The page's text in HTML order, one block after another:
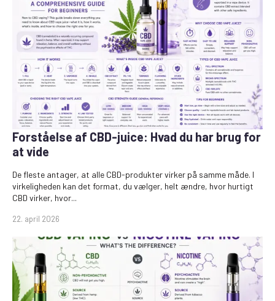
Forståelse af CBD-juice: Hvad du har brug for
at vide
22. april 2026
De fleste antager, at alle CBD-produkter virker på samme måde. I
virkeligheden kan det format, du vælger, helt ændre, hvor hurtigt
CBD virker, hvor...